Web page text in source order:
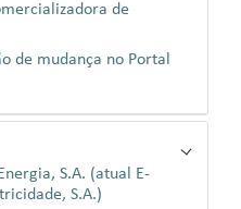
de
de mudança no Portal
S.A. (atual E-
S.A.)